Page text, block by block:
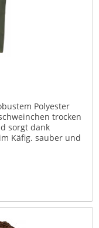
Polyester
trocken
sorgt dank
Käfig. sauber und